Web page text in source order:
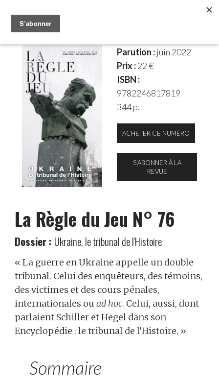
Parution :juin 2022
Prix :22 €
ISBN :
9782246817819
344 p.
ACHETER CE NUMÉRO
S'ABONNER À LA
REVUE
La Règle du Jeu N° 76
Dossier : Ukraine, le tribunal de l'Histoire
« La guerre en Ukraine appelle un double
tribunal. Celui des enquêteurs, des témoins,
des victimes et des cours pénales,
internationales ou ad hoc. Celui, aussi, dont
parlaient Schiller et Hegel dans son
Encyclopédie : le tribunal de l’Histoire. »
Sommaire